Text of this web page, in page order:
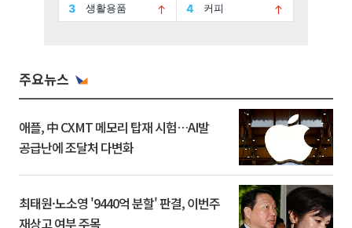
주요뉴스
애플, 中 CXMT 메모리 탑재 시험…AI발
공급난에 조달처 다변화
최태원·노소영 '9440억 분할' 판결, 이번주
재상고 여부 주목